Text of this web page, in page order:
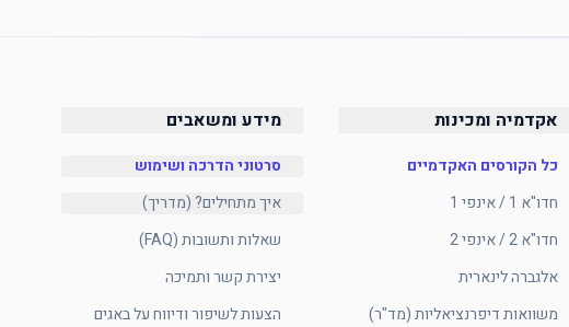
אקדמיה ומכינות
כל הקורסים האקדמיים
חדו"א 1 / אינפי 1
חדו"א 2 / אינפי 2
אלגברה לינארית
משוואות דיפרנציאליות (מד"ר)
מידע ומשאבים
סרטוני הדרכה ושימוש
איך מתחילים? (מדריך)
שאלות ותשובות (FAQ)
יצירת קשר ותמיכה
הצעות לשיפור ודיווח על באגים